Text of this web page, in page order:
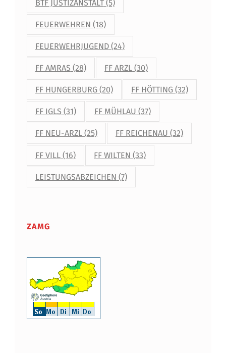
BTF JUSTIZANSTALT(5)
FEUERWEHREN (18)
FEUERWEHRJUGEND(24)
FF AMRAS (28) FF ARZL (30)
FF HUNGERBURG(20) FF HÖTTING (32)
FF IGLS (31) FF MÜHLAU (37)
FF NEU-ARZL(25) FF REICHENAU (32)
FF VILL(16) FF WILTEN (33)
LEISTUNGSABZEICHEN (7)
ZAMG